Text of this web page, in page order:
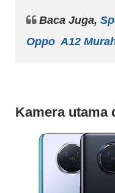
Baca Juga,
Oppo A12
Kamera utama